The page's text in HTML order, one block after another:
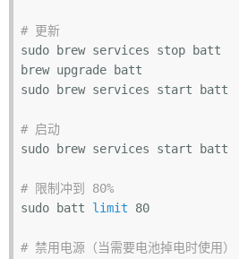
# 更新
sudo brew services stop batt
brew upgrade batt
sudo brew services start batt
# 启动
sudo brew services start batt
# 限制冲到 80%
sudo batt limit 80
# 禁用电源（当需要电池掉电时使用）